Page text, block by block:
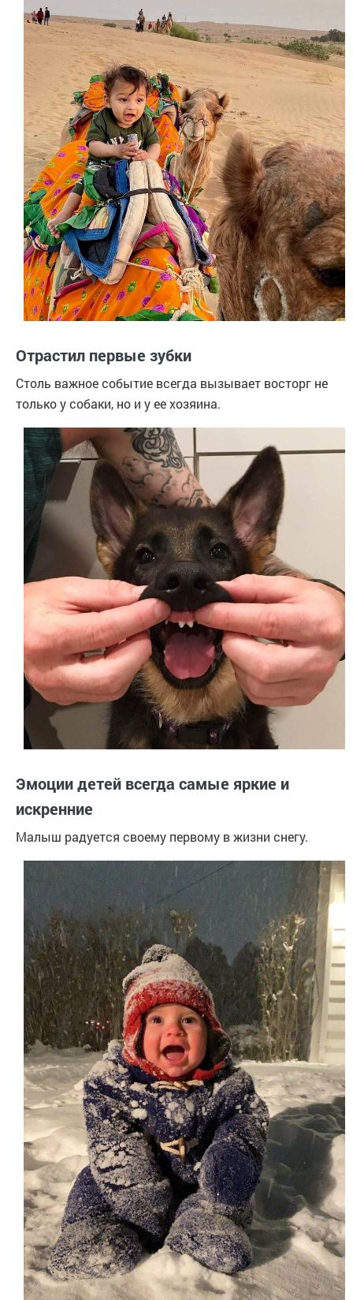
Отрастил первые зубки
Столь важное событие всегда вызывает восторг не
только у собаки, но и у ее хозяина.
Эмоции детей всегда самые яркие и
искренние
Малыш радуется своему первому в жизни снегу.